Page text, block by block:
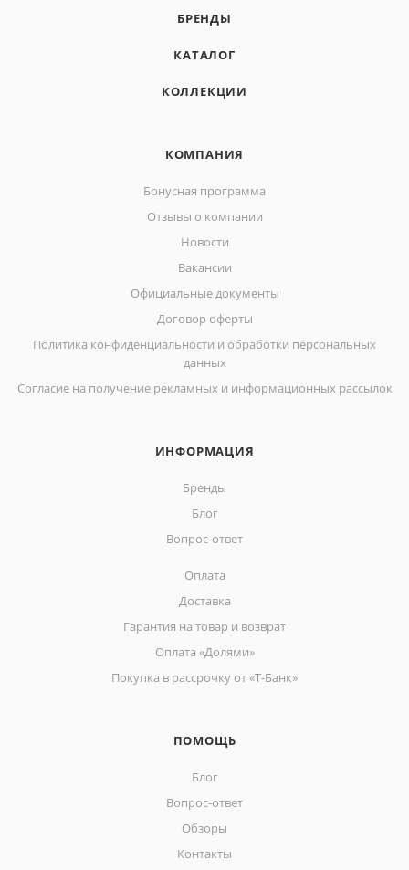
БРЕНДЫ
КАТАЛОГ
КОЛЛЕКЦИИ
КОМПАНИЯ
Бонусная программа
Отзывы о компании
Новости
Вакансии
Официальные документы
Договор оферты
Политика конфиденциальности и обработки персональных
данных
Согласие на получение рекламных и информационных рассылок
ИНФОРМАЦИЯ
Бренды
Блог
Вопрос-ответ
Оплата
Доставка
Гарантия на товар и возврат
Оплата «Долями»
Покупка в рассрочку от «Т-Банк»
ПОМОЩЬ
Блог
Вопрос-ответ
Обзоры
Контакты